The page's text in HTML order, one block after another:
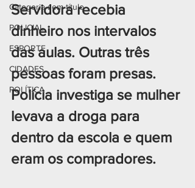
Categoria sem título
POLICIAL
ESPORTE
CIDADES
POLÍTICA
Servidora recebia
dinheiro nos intervalos
das aulas. Outras três
pessoas foram presas.
Polícia investiga se mulher
levava a droga para
dentro da escola e quem
eram os compradores.